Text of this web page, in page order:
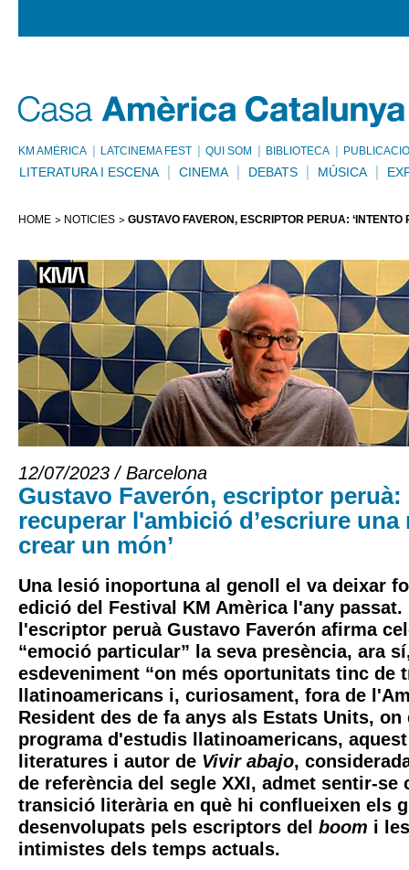
KM AMÈRICA LATCINEMA FEST QUI SOM BIBLIOTECA
LITERATURA I ESCENA CINEMA DEBATS MÚSICA
HOME NOTÍCIES GUSTAVO FAVERÓN, ESCRIPTOR PERUÀ:
12/07/2023 / Barcelona
Gustavo Faverón, escriptor peruà:
recuperar l'ambició d’escriure una
crear un món’
Una lesió inoportuna al genoll el va deixar
edició del Festival KM Amèrica l'any passat.
l'escriptor peruà Gustavo Faverón afirma
“emoció particular” la seva presència, ara
esdeveniment “on més oportunitats tinc de
llatinoamericans i, curiosament, fora de
Resident des de fa anys als Estats Units,
programa d'estudis llatinoamericans,
literatures i autor de Vivir abajo,
de referència del segle XXI, admet sentir-se
transició literària en què hi conflueixen els
desenvolupats pels escriptors del boom i
intimistes dels temps actuals.